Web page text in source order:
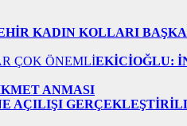
KADIN KOLLARI
EKİCİOĞLU:
ANMASI
AÇILIŞI